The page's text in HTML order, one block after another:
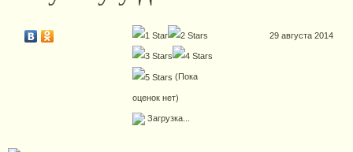
(Пока
оценок нет)
Загрузка...
29 августа 2014